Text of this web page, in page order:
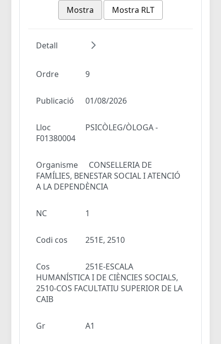
Mostra
Mostra RLT
Detall
Ordre 9
Publicació 01/08/2026
Lloc
PSICÒLEG/ÒLOGA -
F01380004
Organisme
CONSELLERIA DE
FAMÍLIES, BENESTAR SOCIAL I ATENCIÓ
A LA DEPENDÈNCIA
NC 1
Codi cos 251E, 2510
Cos
251E-ESCALA
HUMANÍSTICA I DE CIÈNCIES SOCIALS,
2510-COS FACULTATIU SUPERIOR DE LA
CAIB
Gr A1